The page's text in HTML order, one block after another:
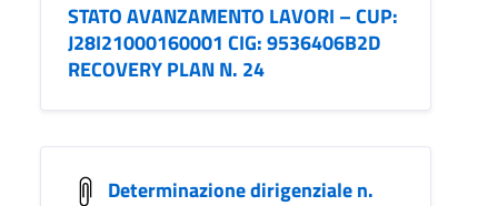
STATO AVANZAMENTO LAVORI – CUP:
J28I21000160001 CIG: 9536406B2D
RECOVERY PLAN N. 24
Determinazione dirigenziale n.